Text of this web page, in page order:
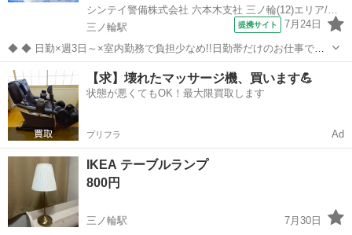
シンテイ警備株式会社 六本木支社 三ノ輪(12)エリア/A3203200117
三ノ輪駅
提携サイト 7月24日
◆ ◆ 日勤×週3日～×室内勤務で負担少なめ!!日勤帯だけのお仕事で
す！ 4パターンのシフトがあるから ライフスタイルに合わせて働ける♪
休憩時間2.5～3hでゆっくり休めます◎ シフト自己申告制でプライベ
ートと両立バッ...
東京 台東区 三ノ輪駅 警備員
【求】壊れたマッサージ機、買います💪
状態が悪くてもOK！最大限買取します
プリフラ Ad
IKEA テーブルランプ
800円
三ノ輪駅
7月30日